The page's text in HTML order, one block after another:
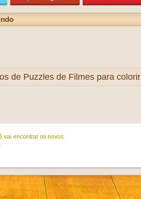
de Puzzles de Filmes para colorir
vai encontrar os novos